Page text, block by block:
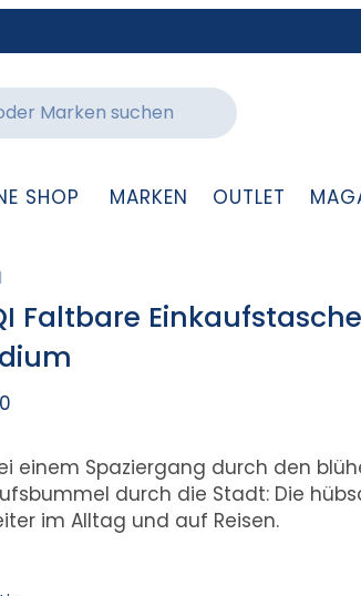
SHOP MARKEN OUTLET
Faltbare
einem Spaziergang durch den
durch die Stadt: Die
im Alltag und auf Reisen.